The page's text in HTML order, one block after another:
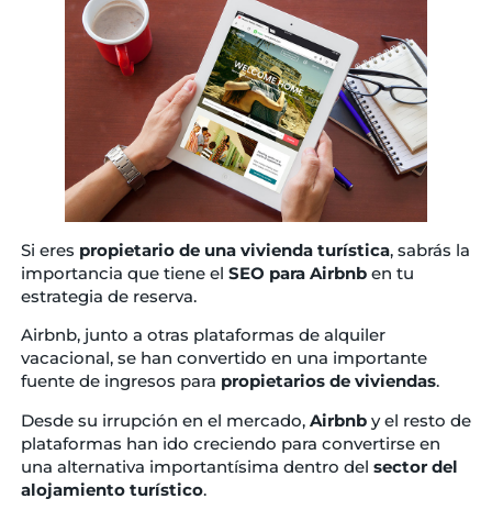
Si eres propietario de una vivienda turística, sabrás la
importancia que tiene el SEO para Airbnben tu
estrategia de reserva.
Airbnb, junto a otras plataformas de alquiler
vacacional, se han convertido en una importante
fuente de ingresos para propietarios de viviendas.
Desde su irrupción en el mercado, Airbnby el resto de
plataformas han ido creciendo para convertirse en
una alternativa importantísima dentro del sector del
alojamiento turístico.